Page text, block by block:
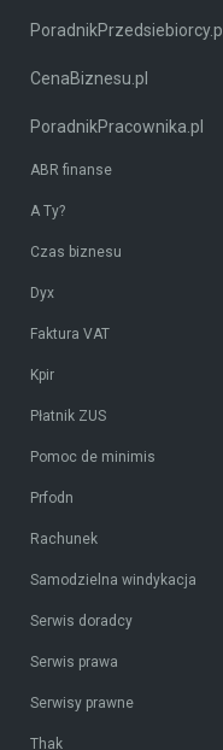
PoradnikPrzedsiebiorcy.pl
CenaBiznesu.pl
PoradnikPracownika.pl
ABR finanse
A Ty?
Czas biznesu
Dyx
Faktura VAT
Kpir
Płatnik ZUS
Pomoc de minimis
Prfodn
Rachunek
Samodzielna windykacja
Serwis doradcy
Serwis prawa
Serwisy prawne
Thak